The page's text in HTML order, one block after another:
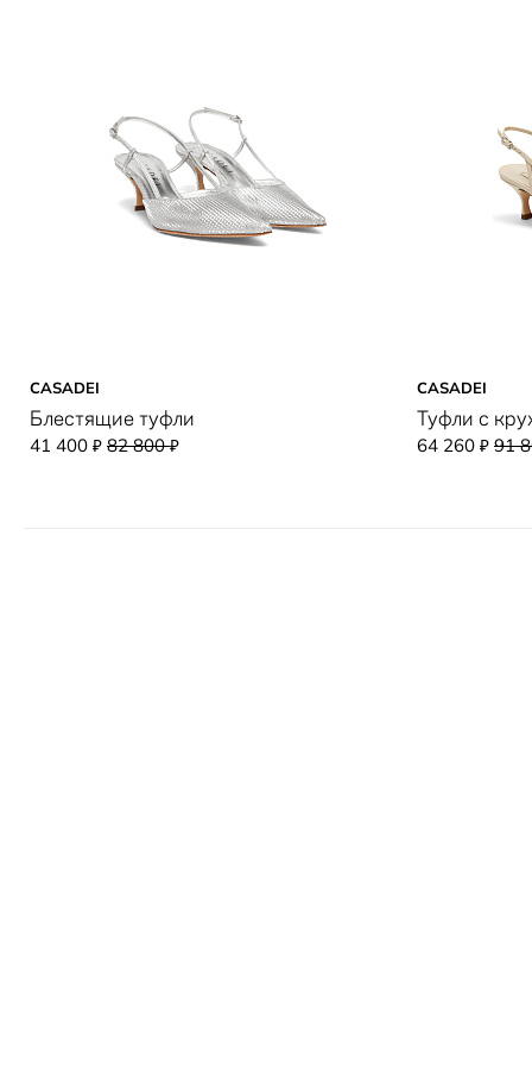
CASADEI
Блестящие туфли
41 400 ₽ 82 800₽
CASADEI
Туфли с
64 260 ₽ 91